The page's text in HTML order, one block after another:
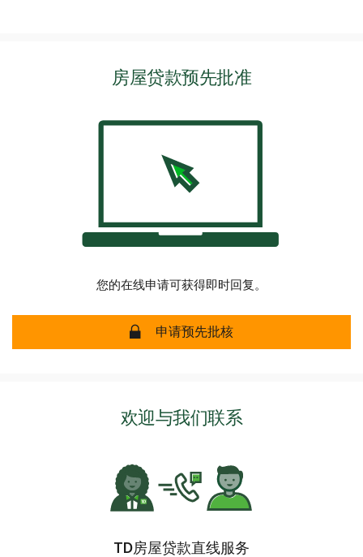
房屋贷款预先批准
您的在线申请可获得即时回复。
房屋贷款预批-安全
申请预先批核
欢迎与我们联系
TD房屋贷款直线服务